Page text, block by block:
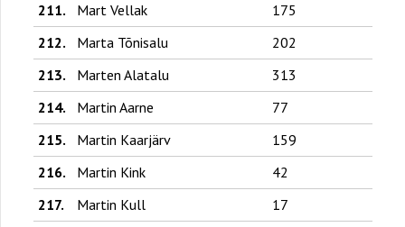
211.
Mart Vellak
175
212.
Marta Tõnisalu
202
213.
Marten Alatalu
313
214.
Martin Aarne
77
215.
Martin Kaarjärv
159
216.
Martin Kink
42
217.
Martin Kull
17